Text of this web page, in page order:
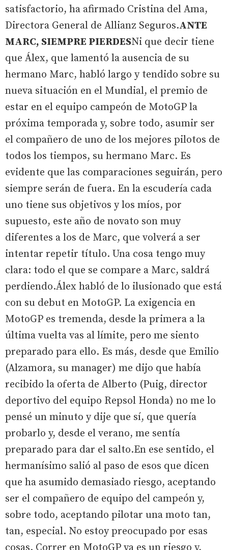
satisfactorio, ha afirmado Cristina del Ama,
Directora General de Allianz Seguros.ANTE
MARC, SIEMPRE PIERDESNi que decir tiene
que Álex, que lamentó la ausencia de su
hermano Marc, habló largo y tendido sobre su
nueva situación en el Mundial, el premio de
estar en el equipo campeón de MotoGP la
próxima temporada y, sobre todo, asumir ser
el compañero de uno de los mejores pilotos de
todos los tiempos, su hermano Marc. Es
evidente que las comparaciones seguirán, pero
siempre serán de fuera. En la escudería cada
uno tiene sus objetivos y los míos, por
supuesto, este año de novato son muy
diferentes a los de Marc, que volverá a ser
intentar repetir título. Una cosa tengo muy
clara: todo el que se compare a Marc, saldrá
perdiendo.Álex habló de lo ilusionado que está
con su debut en MotoGP. La exigencia en
MotoGP es tremenda, desde la primera a la
última vuelta vas al límite, pero me siento
preparado para ello. Es más, desde que Emilio
(Alzamora, su manager) me dijo que había
recibido la oferta de Alberto (Puig, director
deportivo del equipo Repsol Honda) no me lo
pensé un minuto y dije que sí, que quería
probarlo y, desde el verano, me sentía
preparado para dar el salto.En ese sentido, el
hermanísimo salió al paso de esos que dicen
que ha asumido demasiado riesgo, aceptando
ser el compañero de equipo del campeón y,
sobre todo, aceptando pilotar una moto tan,
tan, especial. No estoy preocupado por esas